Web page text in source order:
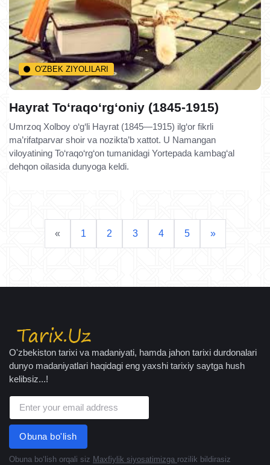
O'ZBEK ZIYOLILARI
Hayrat To‘raqo‘rg‘oniy (1845-1915)
Umrzoq Xolboy o‘g‘li Hayrat (1845—1915) ilg‘or fikrli
ma’rifatparvar shoir va nozikta’b xattot. U Namangan
viloyatining To‘raqo‘rg‘on tumanidagi Yortepada kambag‘al
dehqon oilasida dunyoga keldi.
« 1 2 3 4 5 »
O'zbekiston tarixi va madaniyati, hamda jahon tarixi durdonalari
dunyo madaniyatlari haqidagi eng yaxshi tarixiy saytga hush
kelibsiz...!
Obuna bo'lish
Obuna boʻlish orqali siz Maxfiylik siyosatimizga rozilik bildirasiz